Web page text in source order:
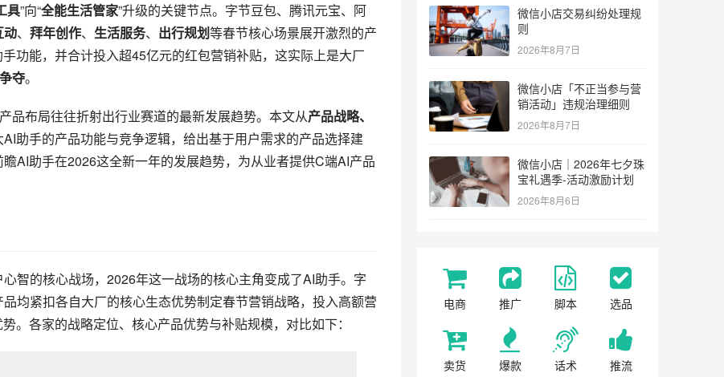
具”向“全能生活管家”升级的关键节点。字节豆包、腾讯元宝、阿
动、 拜年创作、 生活服务、 出行规划等春节核心场景展开激烈的产
功能，并合计投入超45亿元的红包营销补贴，这实际上是大厂
夺。
品布局往往折射出行业赛道的最新发展趋势。本文从产品战略、
助手的产品功能与竞争逻辑，给出基于用户需求的产品选择建
AI助手在2026这全新一年的发展趋势，为从业者提供C端AI产品
智的核心战场，2026年这一战场的核心主角变成了AI助手。字
均紧扣各自大厂的核心生态优势制定春节营销战略，投入高额营
。各家的战略定位、核心产品优势与补贴规模，对比如下：
微信小店交易纠纷处理规
则
2026年8月7日
微信小店「不正当参与营
销活动」违规治理细则
2026年8月7日
微信小店｜2026年七夕珠
宝礼遇季-活动激励计划
2026年8月6日
电商 推广 脚本 选品
卖货 爆款 话术 推流